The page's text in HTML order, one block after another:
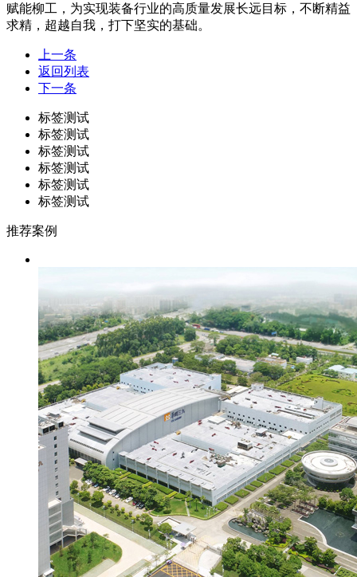
赋能柳工，为实现装备行业的高质量发展长远目标，不断精益
求精，超越自我，打下坚实的基础。
上一条
返回列表
下一条
标签测试
标签测试
标签测试
标签测试
标签测试
标签测试
推荐案例